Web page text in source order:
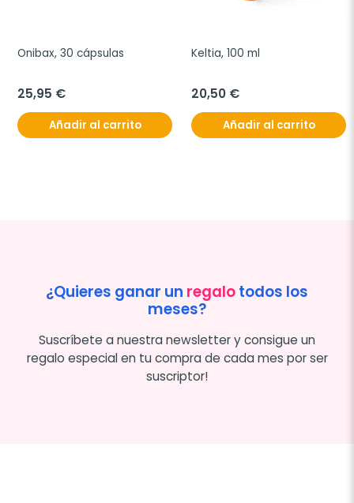
Onibax, 30 cápsulas
25,95 €
Añadir al carrito
Keltia, 100 ml
20,50 €
Añadir al carrito
¿Quieres ganar un regalotodos los
meses?
Suscríbete a nuestra newsletter y consigue un
regalo especial en tu compra de cada mes por ser
suscriptor!